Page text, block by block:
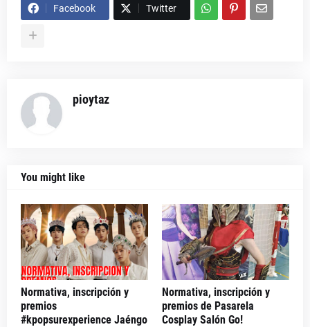
Facebook Twitter
pioytaz
You might like
Normativa, inscripción y
premios
#kpopsurexperience Jaéngo
Normativa, inscripción y
premios de Pasarela
Cosplay Salón Go!